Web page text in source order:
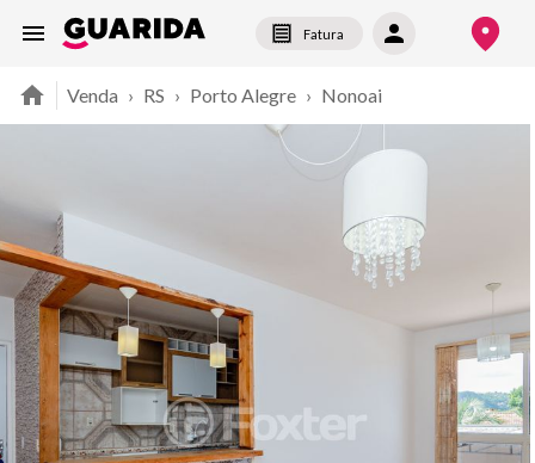
Fatura
Venda › RS › Porto Alegre › Nonoai